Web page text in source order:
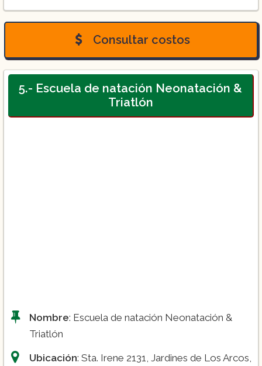
Curso presescolar:
Curso escolar:
Consultar costos
5.- Escuela de natación Neonatación &
Triatlón
Nombre: Escuela de natación Neonatación &
Triatlón
Ubicación: Sta. Irene 2131, Jardines de Los Arcos,